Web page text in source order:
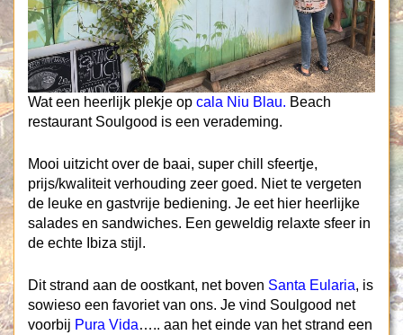
Wat een heerlijk plekje op cala Niu Blau. Beach
restaurant Soulgood is een verademing.
Mooi uitzicht over de baai, super chill sfeertje,
prijs/kwaliteit verhouding zeer goed. Niet te vergeten
de leuke en gastvrije bediening. Je eet hier heerlijke
salades en sandwiches. Een geweldig relaxte sfeer in
de echte Ibiza stijl.
Dit strand aan de oostkant, net boven Santa Eularia, is
sowieso een favoriet van ons. Je vind Soulgood net
voorbij Pura Vida….. aan het einde van het strand een